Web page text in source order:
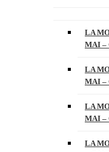
LA
MAI –
LA
MAI –
LA
MAI –
LA